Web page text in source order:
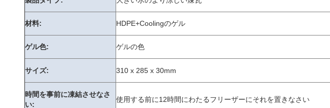
材料: HDPE+Coolingのゲル
ゲル色: ゲルの色
サイズ: 310 x 285 x 30mm
時間を事前に凍結させなさ
い:
使用する前に12時間にわたるフリーザーにそれを置きなさい